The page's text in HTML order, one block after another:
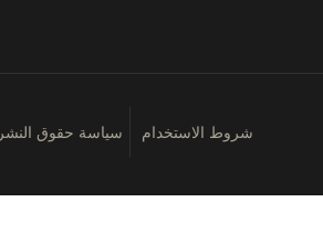
شروط الاستخدام سياسة حقوق النشر